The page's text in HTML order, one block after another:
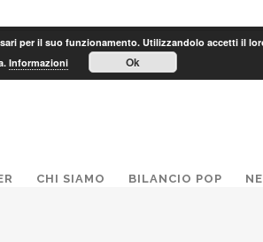
CHI SIAMO BILANCIO POP
per il suo funzionamento. Utilizzandolo accetti il
Informazioni Ok